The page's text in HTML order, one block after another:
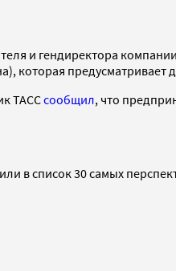
и гендиректора
которая
ТАССсообщил, что
в список 30 самых